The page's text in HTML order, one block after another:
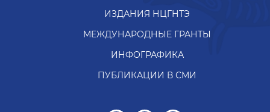
ИЗДАНИЯ НЦГНТЭ
МЕЖДУНАРОДНЫЕ ГРАНТЫ
ИНФОГРАФИКА
ПУБЛИКАЦИИ В СМИ